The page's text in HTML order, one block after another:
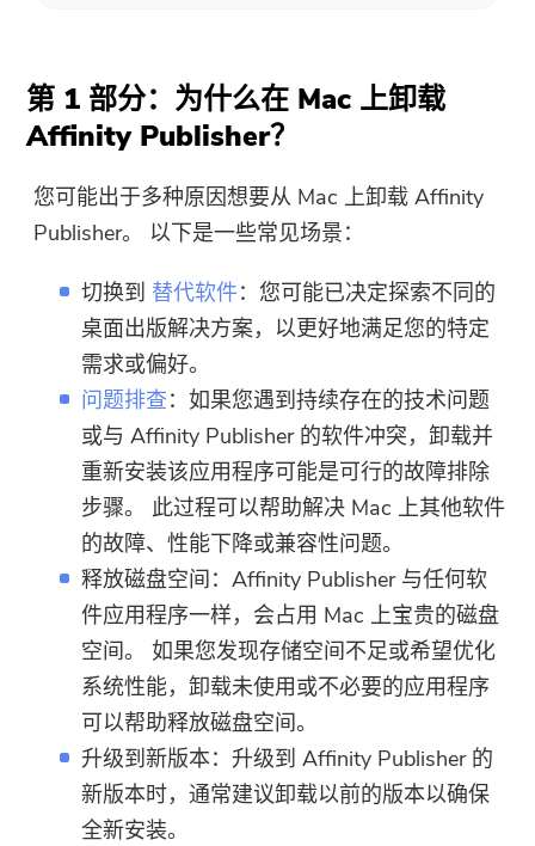
第 1 部分：为什么在 Mac 上卸载
Affinity Publisher？
您可能出于多种原因想要从 Mac 上卸载 Affinity
Publisher。 以下是一些常见场景：
切换到 替代软件：您可能已决定探索不同的
桌面出版解决方案，以更好地满足您的特定
需求或偏好。
问题排查：如果您遇到持续存在的技术问题
或与 Affinity Publisher 的软件冲突，卸载并
重新安装该应用程序可能是可行的故障排除
步骤。 此过程可以帮助解决 Mac 上其他软件
的故障、性能下降或兼容性问题。
释放磁盘空间：Affinity Publisher 与任何软
件应用程序一样，会占用 Mac 上宝贵的磁盘
空间。 如果您发现存储空间不足或希望优化
系统性能，卸载未使用或不必要的应用程序
可以帮助释放磁盘空间。
升级到新版本：升级到 Affinity Publisher 的
新版本时，通常建议卸载以前的版本以确保
全新安装。